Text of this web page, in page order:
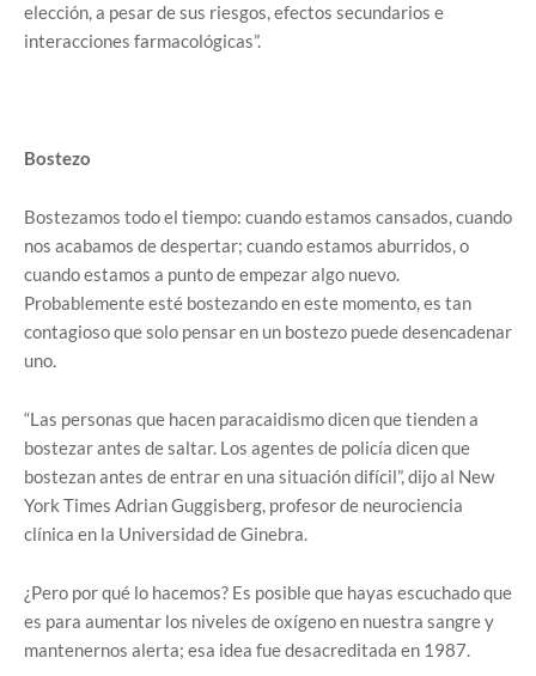
elección, a pesar de sus riesgos, efectos secundarios e
interacciones farmacológicas”.
Bostezo
Bostezamos todo el tiempo: cuando estamos cansados, cuando
nos acabamos de despertar; cuando estamos aburridos, o
cuando estamos a punto de empezar algo nuevo.
Probablemente esté bostezando en este momento, es tan
contagioso que solo pensar en un bostezo puede desencadenar
uno.
“Las personas que hacen paracaidismo dicen que tienden a
bostezar antes de saltar. Los agentes de policía dicen que
bostezan antes de entrar en una situación difícil”, dijo al New
York Times Adrian Guggisberg, profesor de neurociencia
clínica en la Universidad de Ginebra.
¿Pero por qué lo hacemos? Es posible que hayas escuchado que
es para aumentar los niveles de oxígeno en nuestra sangre y
mantenernos alerta; esa idea fue desacreditada en 1987.